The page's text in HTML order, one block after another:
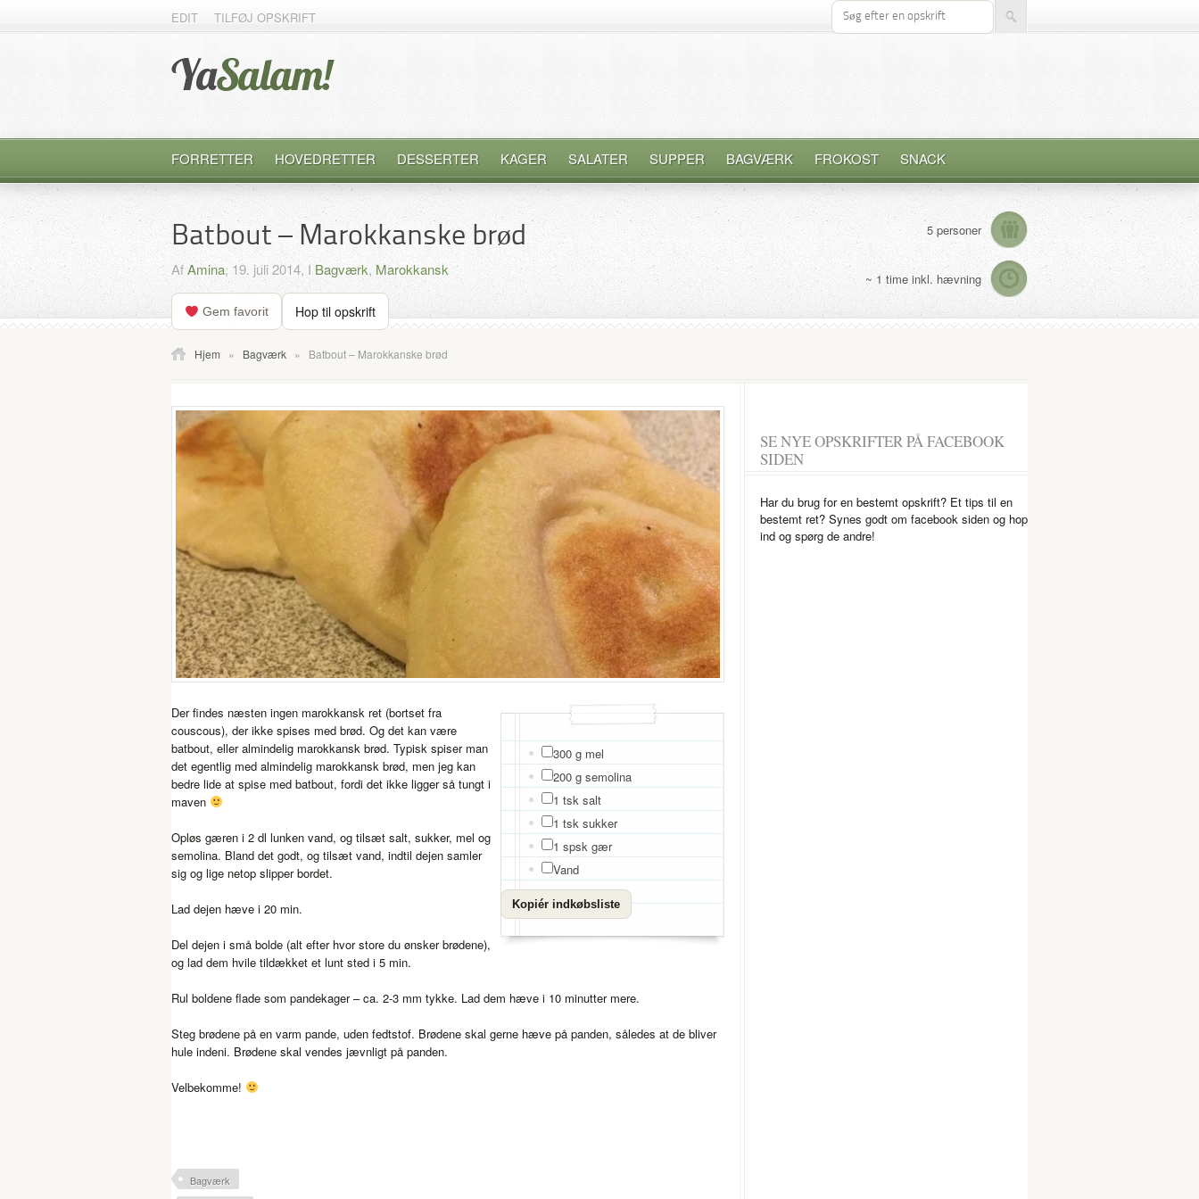
EDIT TILFØJ OPSKRIFT Søg efter opskrift
FORRETTER HOVEDRETTER DESSERTER KAGER SALATER SUPPER BAGVÆRK FROKOST SNACK
Batbout – Marokkanske brød
AfAmina, 19. juli 2014, I Bagværk, Marokkansk
Gem favorit Hop til opskrift
5 personer
~ 1 time inkl. hævning
Hjem » Bagværk » Batbout – Marokkanske brød
300 g mel
200 g semolina
1 tsk salt
1 tsk sukker
1 spsk gær
Vand
Kopiér indkøbsliste
Der findes næsten ingen marokkansk ret (bortset fra
couscous), der ikke spises med brød. Og det kan være
batbout, eller almindelig marokkansk brød. Typisk spiser man
det egentlig med almindelig marokkansk brød, men jeg kan
bedre lide at spise med batbout, fordi det ikke ligger så tungt i
maven
Opløs gæren i 2 dl lunken vand, og tilsæt salt, sukker, mel og
semolina. Bland det godt, og tilsæt vand, indtil dejen samler
sig og lige netop slipper bordet.
Lad dejen hæve i 20 min.
Del dejen i små bolde (alt efter hvor store du ønsker brødene),
og lad dem hvile tildækket et lunt sted i 5 min.
Rul boldene flade som pandekager – ca. 2-3 mm tykke. Lad dem hæve i 10 minutter mere.
Steg brødene på en varm pande, uden fedtstof. Brødene skal gerne hæve på panden, således at de bliver
hule indeni. Brødene skal vendes jævnligt på panden.
Velbekomme!
Bagværk
SE NYE OPSKRIFTER PÅ FACEBOOK
SIDEN
Har du brug for en bestemt opskrift? Et tips til en
bestemt ret? Synes godt om facebook siden og hop
ind og spørg de andre!